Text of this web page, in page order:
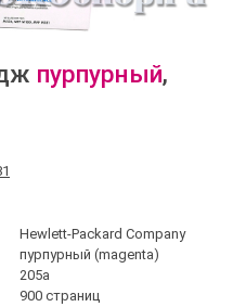
пурпурный,
Hewlett-Packard Company
пурпурный (magenta)
205a
900 страниц